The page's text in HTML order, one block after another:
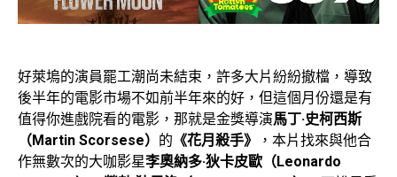
好萊塢的演員罷工潮尚未結束，許多大片紛紛撤檔，導致
後半年的電影市場不如前半年來的好，但這個月份還是有
值得你進戲院看的電影，那就是金獎導演馬丁·史柯西斯
（Martin Scorsese） 的 《花月殺手》
，本片找來與他合
作無數次的大咖影星李奧納多·狄卡皮歐（Leonardo